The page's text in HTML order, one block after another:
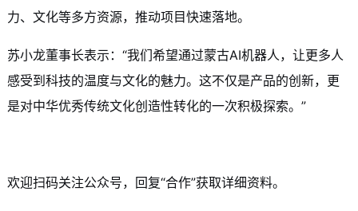
力、文化等多方资源，推动项目快速落地。
苏小龙董事长表示：“我们希望通过蒙古AI机器人，让更多人
感受到科技的温度与文化的魅力。这不仅是产品的创新，更
是对中华优秀传统文化创造性转化的一次积极探索。”
欢迎扫码关注公众号，回复“合作”获取详细资料。